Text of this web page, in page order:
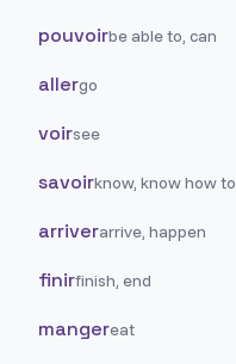
pouvoirbe able to, can
allergo
voirsee
savoirknow, know how to
arriverarrive, happen
finirfinish, end
mangereat